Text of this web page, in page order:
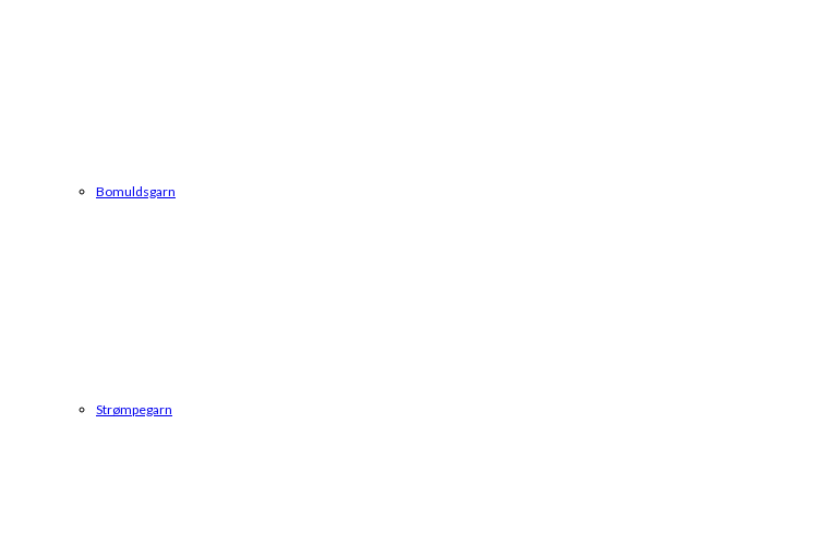
Bomuldsgarn
Strømpegarn